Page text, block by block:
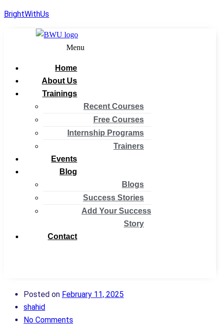
BrightWithUs
Menu
Home
About Us
Trainings
Recent Courses
Free Courses
Internship Programs
Trainers
Events
Blog
Blogs
Success Stories
Add Your Success
Story
Contact
Posted on February 11, 2025
shahid
No Comments